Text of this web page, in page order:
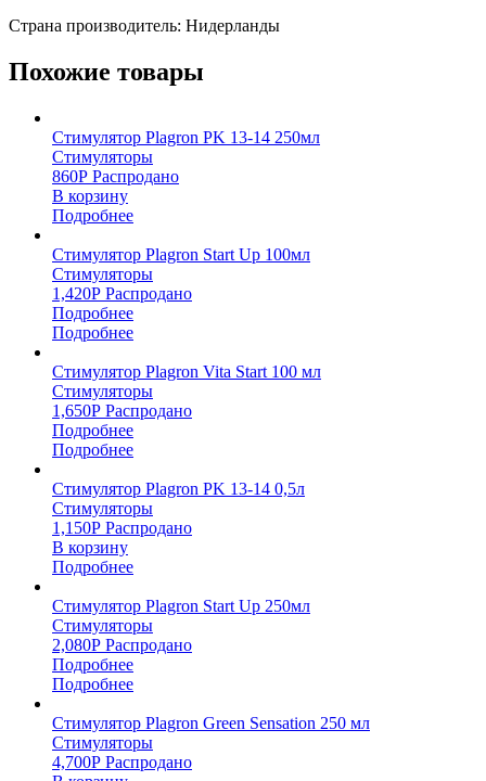
Страна производитель: Нидерланды
Похожие товары
Стимулятор Plagron PK 13-14 250мл
Стимуляторы
860Р Распродано
В корзину
Подробнее
Стимулятор Plagron Start Up 100мл
Стимуляторы
1,420Р Распродано
Подробнее
Подробнее
Стимулятор Plagron Vita Start 100 мл
Стимуляторы
1,650Р Распродано
Подробнее
Подробнее
Стимулятор Plagron PK 13-14 0,5л
Стимуляторы
1,150Р Распродано
В корзину
Подробнее
Стимулятор Plagron Start Up 250мл
Стимуляторы
2,080Р Распродано
Подробнее
Подробнее
Стимулятор Plagron Green Sensation 250 мл
Стимуляторы
4,700Р Распродано